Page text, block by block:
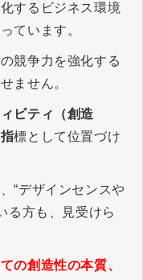
するビジネス環境
ています。
競争力を強化する
ません。
ビティ（創造
標として位置づけ
“デザインセンスや
る方も、見受けら
の創造性の本質、